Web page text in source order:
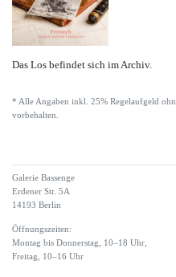
Das Los befindet sich im Archiv.
* Alle Angaben inkl. 25% Regelaufgeld
vorbehalten.
Galerie Bassenge
Erdener Str. 5A
14193 Berlin
Öffnungszeiten:
Montag bis Donnerstag, 10–18 Uhr,
Freitag, 10–16 Uhr